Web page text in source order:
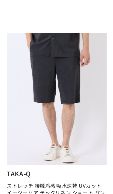
TAKA-Q
ストレッチ 接触冷感 吸水速乾 UVカット
イージーケア テックリネン ショート パン